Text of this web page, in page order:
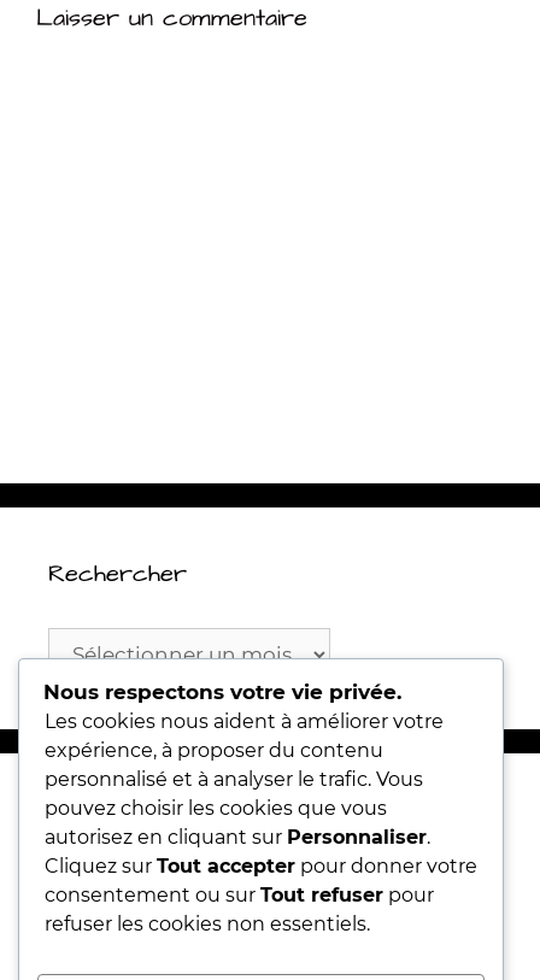
Laisser un commentaire
Rechercher
Rechercher
Articles récents
Marie POP’IN
Signes et substances.. du 4 décembre au 9
Nous respectons votre vie privée.
Les cookies nous aident à améliorer votre
expérience, à proposer du contenu
personnalisé et à analyser le trafic. Vous
pouvez choisir les cookies que vous
autorisez en cliquant sur Personnaliser.
Cliquez sur Tout accepter pour donner votre
consentement ou sur Tout refuser pour
refuser les cookies non essentiels.